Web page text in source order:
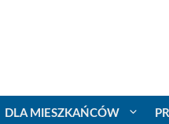
DLA MIESZKAŃCÓW